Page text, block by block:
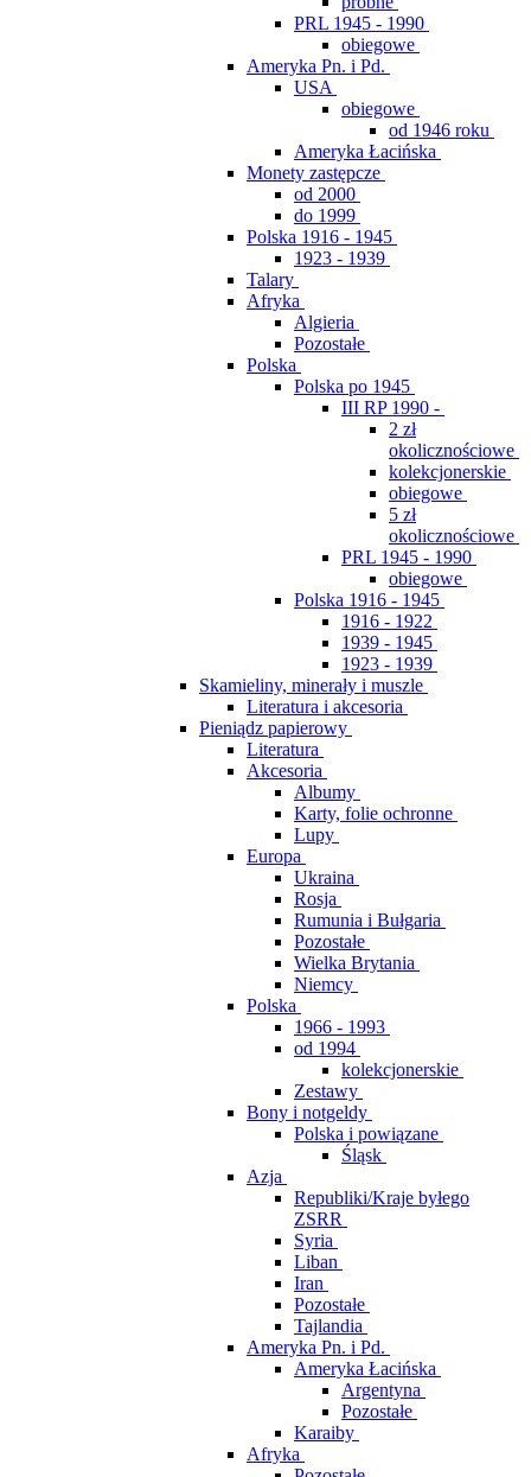
PRL 1945 - 1990
obiegowe
Ameryka Pn. i Pd.
USA
obiegowe
od 1946 roku
Ameryka Łacińska
Monety zastępcze
od 2000
do 1999
Polska 1916 - 1945
1923 - 1939
Talary
Afryka
Algieria
Pozostałe
Polska
Polska po 1945
III RP 1990 -
2 zł
okolicznościowe
kolekcjonerskie
obiegowe
5 zł
okolicznościowe
PRL 1945 - 1990
obiegowe
Polska 1916 - 1945
1916 - 1922
1939 - 1945
1923 - 1939
Skamieliny, minerały i muszle
Literatura i akcesoria
Pieniądz papierowy
Literatura
Akcesoria
Albumy
Karty, folie ochronne
Lupy
Europa
Ukraina
Rosja
Rumunia i Bułgaria
Pozostałe
Wielka Brytania
Niemcy
Polska
1966 - 1993
od 1994
kolekcjonerskie
Zestawy
Bony i notgeldy
Polska i powiązane
Śląsk
Azja
Republiki/Kraje byłego
ZSRR
Syria
Liban
Iran
Pozostałe
Tajlandia
Ameryka Pn. i Pd.
Ameryka Łacińska
Argentyna
Pozostałe
Karaiby
Afryka